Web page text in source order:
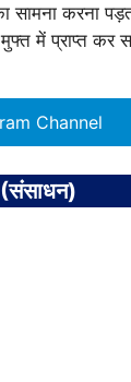
सामना करना
प्राप्त कर
Channel